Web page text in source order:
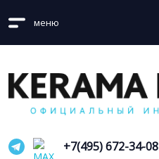
меню
+7(495) 672-34-08